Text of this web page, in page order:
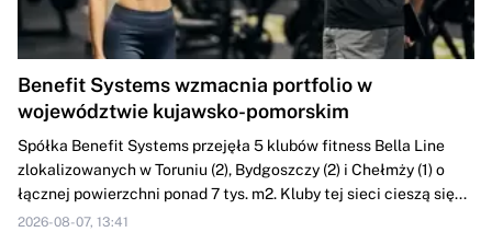
Benefit Systems wzmacnia portfolio w
województwie kujawsko-pomorskim
Spółka Benefit Systems przejęła 5 klubów fitness Bella Line
zlokalizowanych w Toruniu (2), Bydgoszczy (2) i Chełmży (1) o
łącznej powierzchni ponad 7 tys. m2. Kluby tej sieci cieszą się...
2026-08-07, 13:41